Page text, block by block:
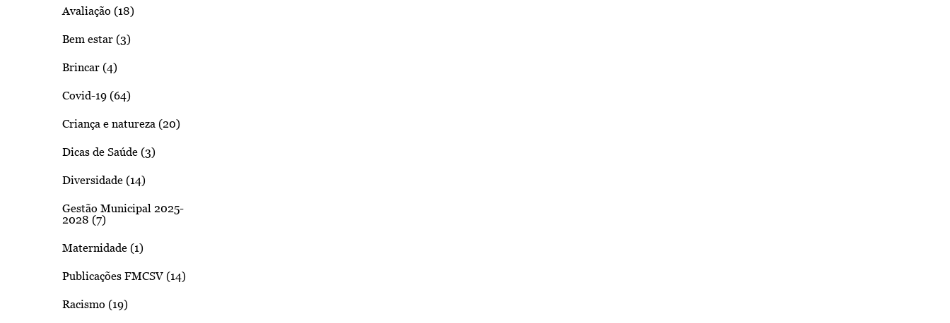
Avaliação (18)
Bem estar (3)
Brincar (4)
Covid-19 (64)
Criança e natureza (20)
Dicas de Saúde (3)
Diversidade (14)
Gestão Municipal 2025-
2028 (7)
Maternidade (1)
Publicações FMCSV (14)
Racismo (19)